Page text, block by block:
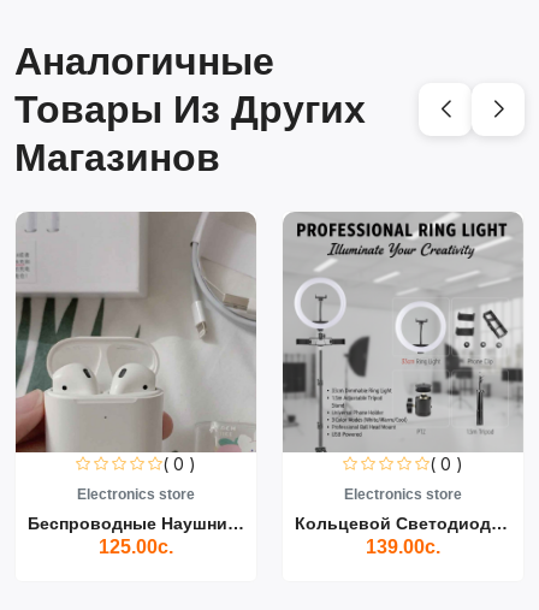
Аналогичные
Товары Из Других
Магазинов
( 0 )
Electronics store
Беспроводные Наушники Air...
125.00с.
( 0 )
Electronics store
Кольцевой Светодиодный Св...
139.00с.